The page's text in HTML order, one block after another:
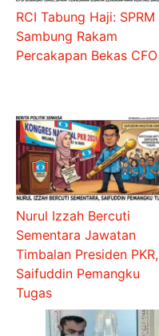
RCI Tabung Haji: SPRM
Sambung Rakam
Percakapan Bekas CFO
Nurul Izzah Bercuti
Sementara Jawatan
Timbalan Presiden PKR,
Saifuddin Pemangku
Tugas